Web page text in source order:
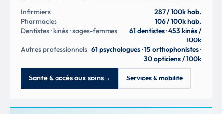
Infirmiers
287 / 100k hab.
Pharmacies
106 / 100k hab.
Dentistes · kinés · sages-femmes
61 dentistes · 453 kinés /
100k
Autres professionnels 61 psychologues · 15 orthophonistes ·
30 opticiens / 100k
Santé & accès aux soins→ Services & mobilité